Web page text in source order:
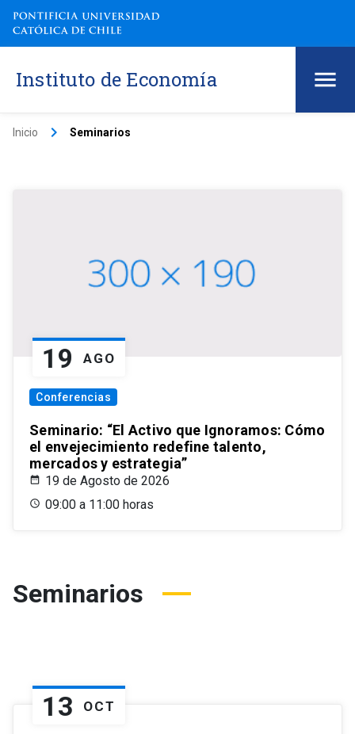
Instituto de Economía
Inicio keyboard_arrow_right Seminarios
19 AGO
Conferencias
Seminario: “El Activo que Ignoramos: Cómo
el envejecimiento redefine talento,
mercados y estrategia”
19 de Agosto de 2026
09:00 a 11:00 horas
Seminarios
13 OCT